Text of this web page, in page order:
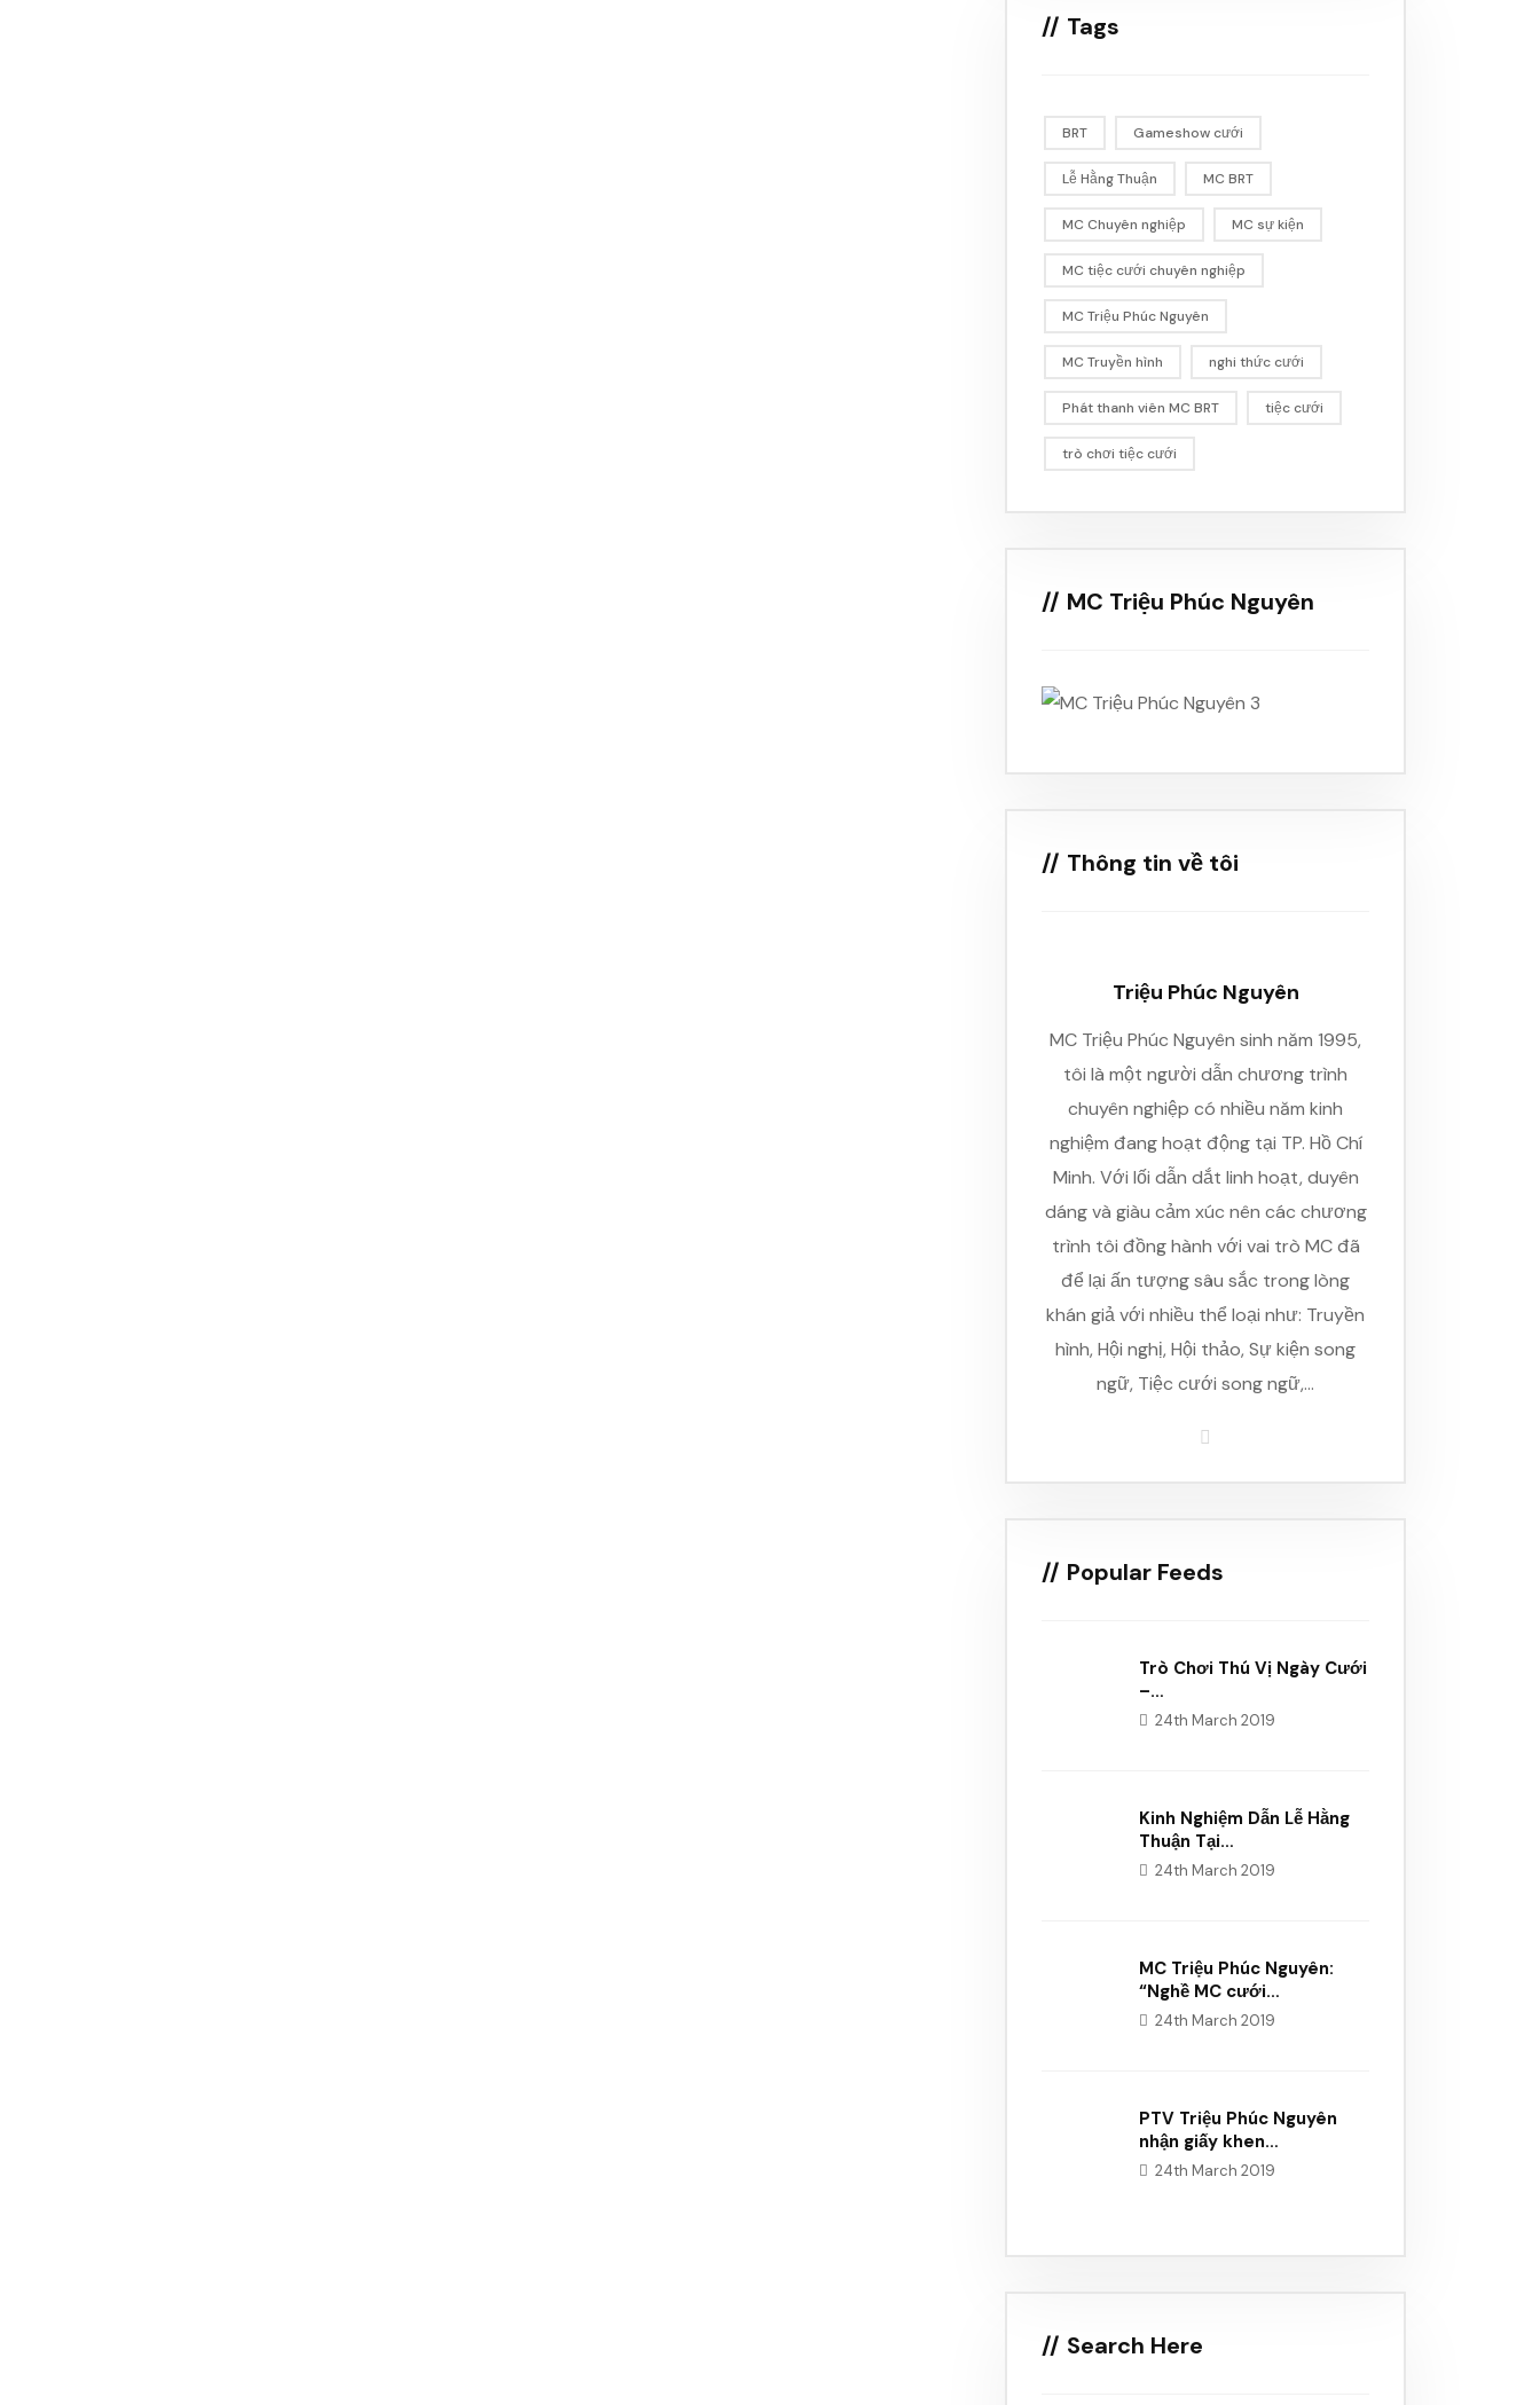
Tags
BRT Gameshow cưới
Lễ Hằng Thuận MC BRT
MC Chuyên nghiệp MC sự kiện
MC tiệc cưới chuyên nghiệp
MC Triệu Phúc Nguyên
MC Truyền hình nghi thức cưới
Phát thanh viên MC BRT tiệc cưới
trò chơi tiệc cưới
MC Triệu Phúc Nguyên
Thông tin về tôi
Triệu Phúc Nguyên
MC Triệu Phúc Nguyên sinh năm 1995,
tôi là một người dẫn chương trình
chuyên nghiệp có nhiều năm kinh
nghiệm đang hoạt động tại TP. Hồ Chí
Minh. Với lối dẫn dắt linh hoạt, duyên
dáng và giàu cảm xúc nên các chương
trình tôi đồng hành với vai trò MC đã
để lại ấn tượng sâu sắc trong lòng
khán giả với nhiều thể loại như: Truyền
hình, Hội nghị, Hội thảo, Sự kiện song
ngữ, Tiệc cưới song ngữ,…
Popular Feeds
Trò Chơi Thú Vị Ngày Cưới
–…
24th March 2019
Kinh Nghiệm Dẫn Lễ Hằng
Thuận Tại…
24th March 2019
MC Triệu Phúc Nguyên:
“Nghề MC cưới…
24th March 2019
PTV Triệu Phúc Nguyên
nhận giấy khen…
24th March 2019
Search Here